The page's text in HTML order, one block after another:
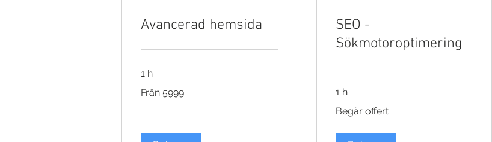
Avancerad hemsida
1 h
5999
Från 5999
SEO -
Sökmotoroptimering
1 h
offert
Begär offert